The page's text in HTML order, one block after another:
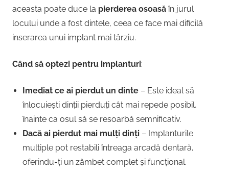
aceasta poate duce la pierderea osoasă în jurul
locului unde a fost dintele, ceea ce face mai dificilă
inserarea unui implant mai târziu.
Când să optezi pentru implanturi:
Imediat ce ai pierdut un dinte – Este ideal să
înlocuiești dinții pierduți cât mai repede posibil,
înainte ca osul să se resoarbă semnificativ.
Dacă ai pierdut mai mulți dinți – Implanturile
multiple pot restabili întreaga arcadă dentară,
oferindu-ți un zâmbet complet și funcțional.